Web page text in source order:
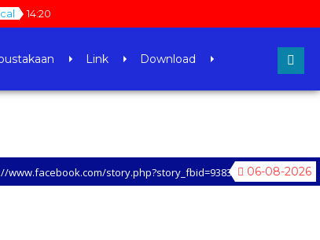
14:20
Link Download
06-08-2026